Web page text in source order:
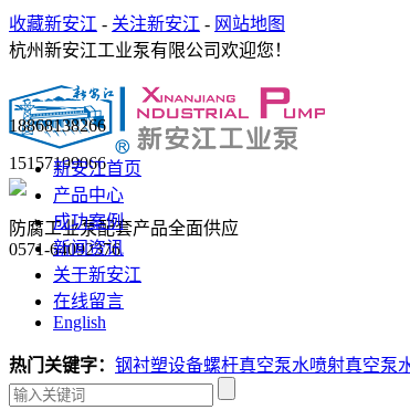
收藏新安江 - 关注新安江 - 网站地图
杭州新安江工业泵有限公司欢迎您！
防腐工业泵配套产品全面供应
0571-64092376
15157199066
18868138266
新安江首页
产品中心
成功案例
新闻资讯
关于新安江
在线留言
English
热门关键字： 钢衬塑设备螺杆真空泵水喷射真空泵